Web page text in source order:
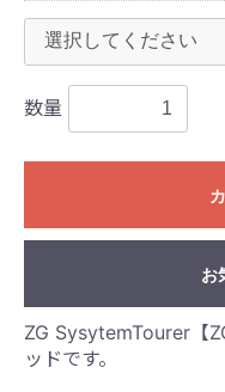
数量
お
ZG SysytemTourer【
ッドです。